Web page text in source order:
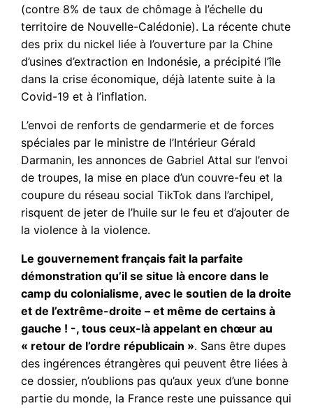
(contre 8% de taux de chômage à l’échelle du
territoire de Nouvelle-Calédonie). La récente chute
des prix du nickel liée à l’ouverture par la Chine
d’usines d’extraction en Indonésie, a précipité l’île
dans la crise économique, déjà latente suite à la
Covid-19 et à l’inflation.
L’envoi de renforts de gendarmerie et de forces
spéciales par le ministre de l’Intérieur Gérald
Darmanin, les annonces de Gabriel Attal sur l’envoi
de troupes, la mise en place d’un couvre-feu et la
coupure du réseau social TikTok dans l’archipel,
risquent de jeter de l’huile sur le feu et d’ajouter de
la violence à la violence.
Le gouvernement français fait la parfaite
démonstration qu’il se situe là encore dans le
camp du colonialisme, avec le soutien de la droite
et de l’extrême-droite – et même de certains à
gauche ! -, tous ceux-là appelant en chœur au
« retour de l’ordre républicain ». Sans être dupes
des ingérences étrangères qui peuvent être liées à
ce dossier, n’oublions pas qu’aux yeux d’une bonne
partie du monde, la France reste une puissance qui